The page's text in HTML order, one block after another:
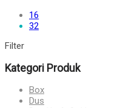
16
32
Filter
Kategori Produk
Box
Dus